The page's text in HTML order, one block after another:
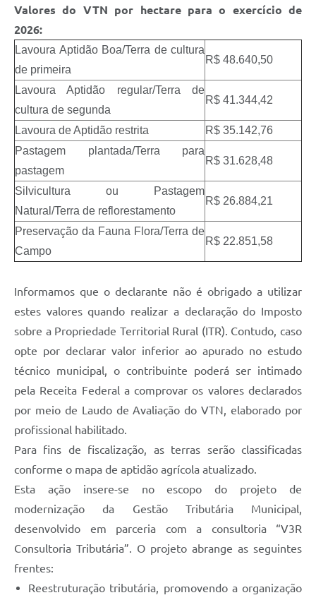
Valores do VTN por hectare para o exercício de
2026:
Lavoura Aptidão Boa/Terra de cultura
de primeira
R$ 48.640,50
Lavoura Aptidão regular/Terra de
cultura de segunda
R$ 41.344,42
Lavoura de Aptidão restrita
R$ 35.142,76
Pastagem plantada/Terra para
pastagem
R$ 31.628,48
Silvicultura ou Pastagem
Natural/Terra de reflorestamento
R$ 26.884,21
Preservação da Fauna Flora/Terra de
Campo
R$ 22.851,58
Informamos que o declarante não é obrigado a utilizar
estes valores quando realizar a declaração do Imposto
sobre a Propriedade Territorial Rural (ITR). Contudo, caso
opte por declarar valor inferior ao apurado no estudo
técnico municipal, o contribuinte poderá ser intimado
pela Receita Federal a comprovar os valores declarados
por meio de Laudo de Avaliação do VTN, elaborado por
profissional habilitado.
Para fins de fiscalização, as terras serão classificadas
conforme o mapa de aptidão agrícola atualizado.
Esta ação insere-se no escopo do projeto de
modernização da Gestão Tributária Municipal,
desenvolvido em parceria com a consultoria “V3R
Consultoria Tributária”. O projeto abrange as seguintes
frentes:
Reestruturação tributária, promovendo a organização